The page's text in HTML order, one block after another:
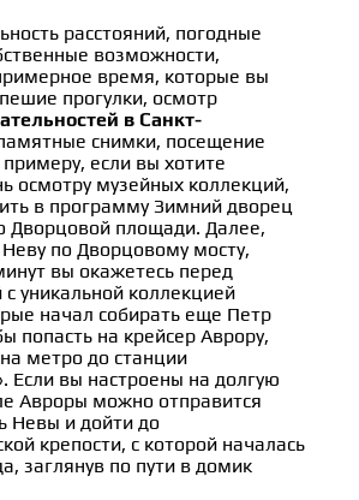
расстояний, погодные
возможности,
время, которые вы
прогулки, осмотр
в Санкт-
снимки, посещение
если вы хотите
осмотру музейных коллекций,
в программу Зимний дворец
Дворцовой площади. Далее,
по Дворцовому мосту,
вы окажетесь перед
уникальной коллекцией
начал собирать еще Петр
попасть на крейсер Аврору,
метро до станции
Если вы настроены на долгую
Авроры можно отправится
Невы и дойти до
крепости, с которой началась
заглянув по пути в домик